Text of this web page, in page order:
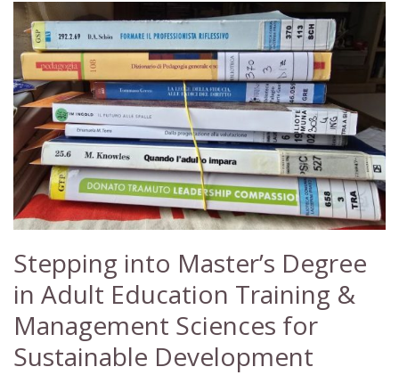
Stepping into Master’s Degree
in Adult Education Training &
Management Sciences for
Sustainable Development